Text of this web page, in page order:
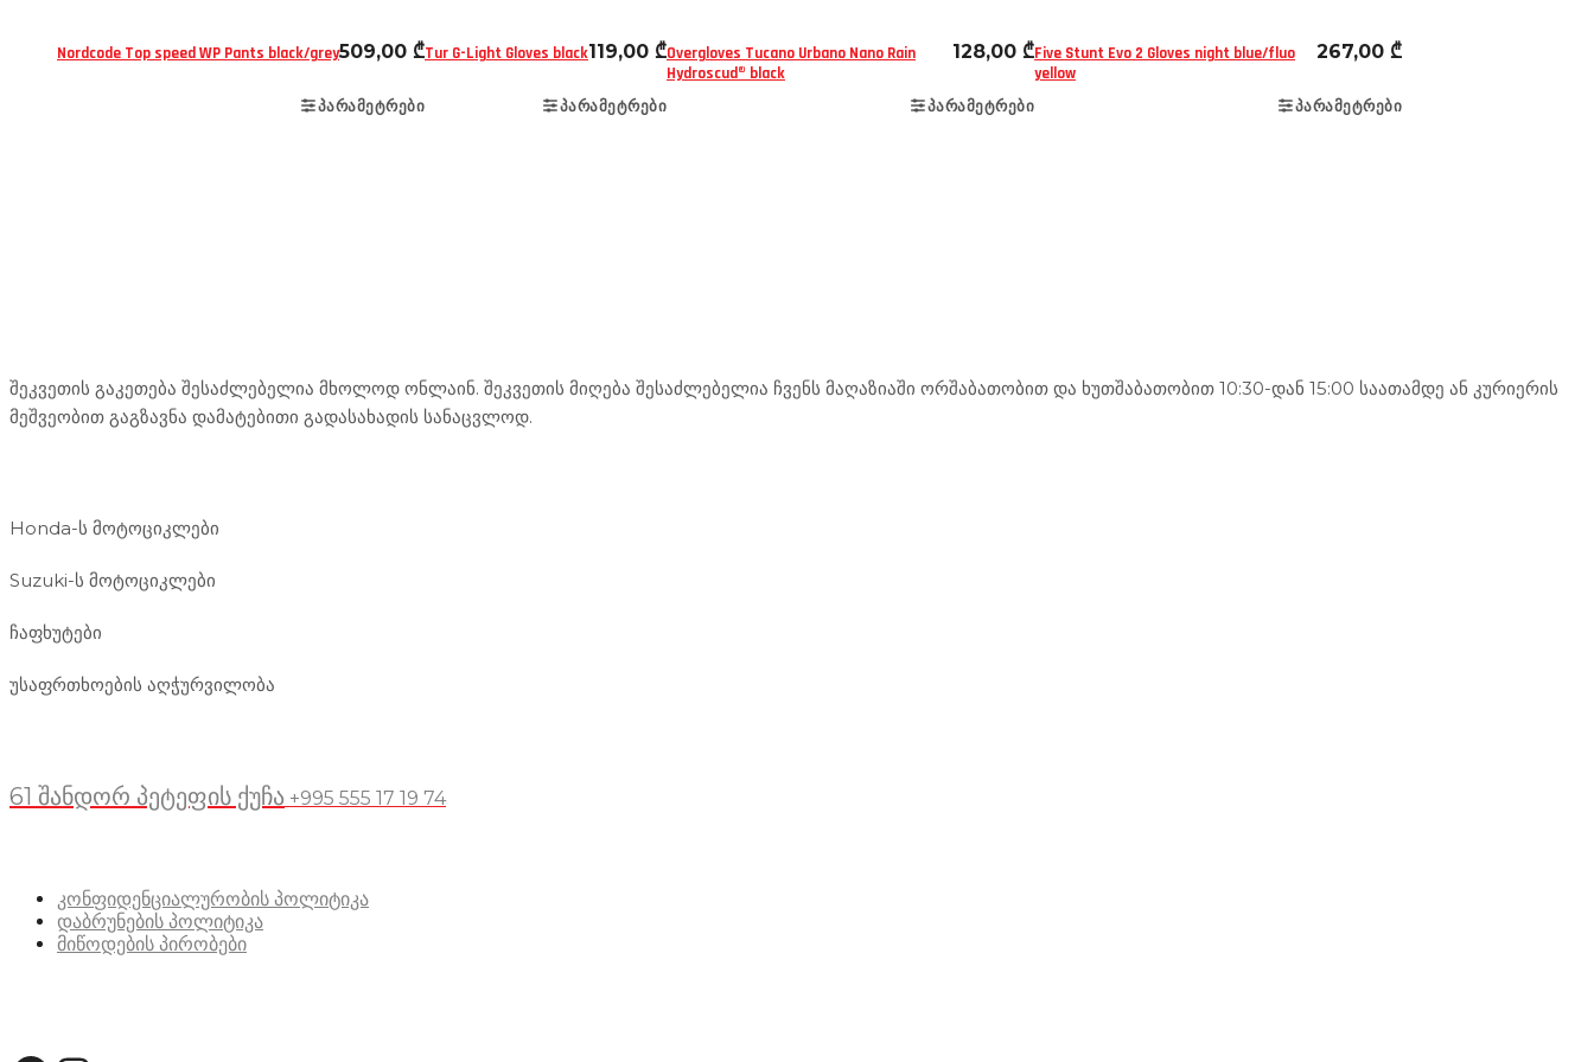
Nordcode Top speed WP Pants black/grey509,00 ₾
ᲞᲐᲠᲐᲛᲔᲢᲠᲔᲑᲘ
Tur G-Light Gloves black119,00 ₾
ᲞᲐᲠᲐᲛᲔᲢᲠᲔᲑᲘ
Overgloves Tucano Urbano Nano Rain
Hydroscud® black
128,00 ₾
ᲞᲐᲠᲐᲛᲔᲢᲠᲔᲑᲘ
Five Stunt Evo 2 Gloves night blue/fluo
yellow
267,00 ₾
ᲞᲐᲠᲐᲛᲔᲢᲠᲔᲑᲘ
შეკვეთის გაკეთება შესაძლებელია მხოლოდ ონლაინ. შეკვეთის მიღება შესაძლებელია ჩვენს მაღაზიაში ორშაბათობით და ხუთშაბათობით 10:30-დან 15:00 საათამდე ან კურიერის
მეშვეობით გაგზავნა დამატებითი გადასახადის სანაცვლოდ.
Honda-ს მოტოციკლები
Suzuki-ს მოტოციკლები
ჩაფხუტები
უსაფრთხოების აღჭურვილობა
61 შანდორ პეტეფის ქუჩა +995 555 17 19 74
კონფიდენციალურობის პოლიტიკა
დაბრუნების პოლიტიკა
მიწოდების პირობები